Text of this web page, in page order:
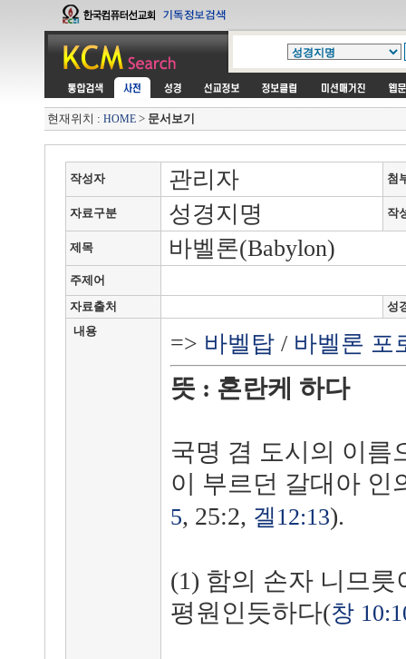
현재위치 : HOME > 문서보기
작성자 관리자 첨
자료구분 성경지명 작
제목 바벨론(Babylon)
주제어
자료출처
성
내용
=> 바벨탑/ 바벨론 포
뜻 : 혼란케 하다
국명 겸 도시의 이름
이 부르던 갈대아 인
5, 25:2, 겔12:13).
(1) 함의 손자 니므
평원인듯하다(창